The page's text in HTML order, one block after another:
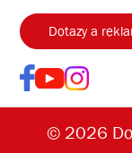
Dotazy a
© 2026